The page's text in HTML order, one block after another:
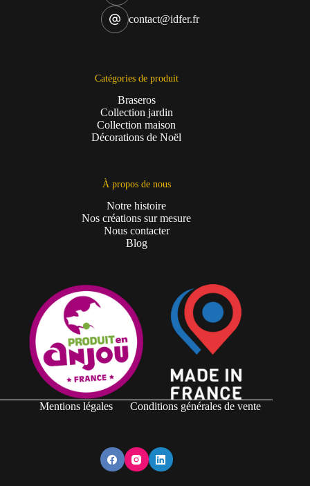
Gérer le consentement
Pour offrir les meilleures expériences, nous utilisons des technologies telles que les
cookies pour stocker et/ou accéder aux informations des appareils. Le fait de consentir
à ces technologies nous permettra de traiter des données telles que le comportement de
navigation ou les ID uniques sur ce site. Le fait de ne pas consentir ou de retirer son
consentement peut avoir un effet négatif sur certaines caractéristiques et fonctions.
Refuser
contact@idfer.fr
Catégories de produit
Braseros
Collection jardin
Collection maison
Décorations de Noël
À propos de nous
Notre histoire
Nos créations sur mesure
Nous contacter
Blog
Mentions légales Conditions générales de vente